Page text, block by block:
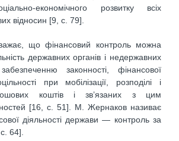
економічного розвитку всіх
відносин [9, с. 79].
що фінансовий контроль можна
державних органів і недержавних
законності, фінансової
при мобілізації, розподілі і
коштів і зв’язаних з цим
[16, с. 51]. М. Жернаков називає
діяльності держави — контроль за
64].